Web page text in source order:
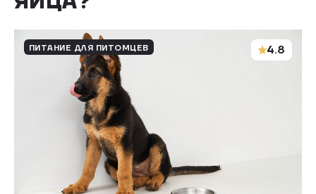
ПИТАНИЕ ДЛЯ ПИТОМЦЕВ 4.8